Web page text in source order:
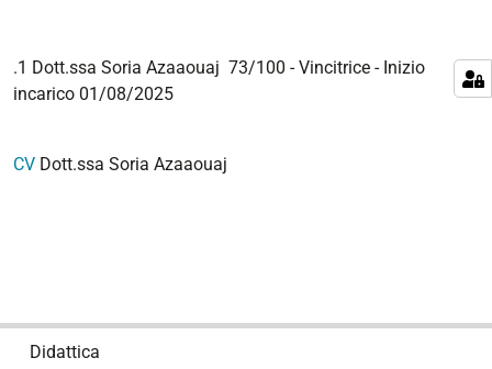
.1 Dott.ssa Soria Azaaouaj 73/100 - Vincitrice - Inizio
incarico 01/08/2025
CV Dott.ssa Soria Azaaouaj
Didattica